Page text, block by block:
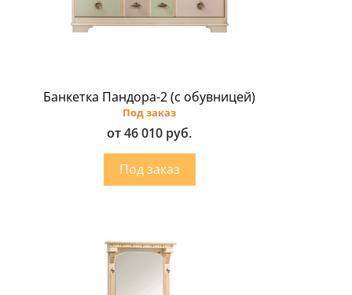
Банкетка Пандора-2 (с обувницей)
Под заказ
от 46 010 руб.